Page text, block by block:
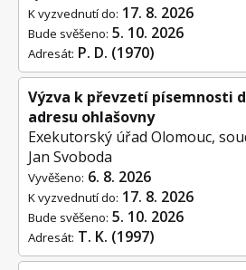
Adresát: P. D. (1970)
K vyzvednutí do: 17. 8. 2026
Bude svěšeno: 5. 10. 2026
Výzva k převzetí písemnosti
adresu ohlašovny
Exekutorský úřad Olomouc,
Jan Svoboda
Vyvěšeno: 6. 8. 2026
Adresát: T. K. (1997)
K vyzvednutí do: 17. 8. 2026
Bude svěšeno: 5. 10. 2026